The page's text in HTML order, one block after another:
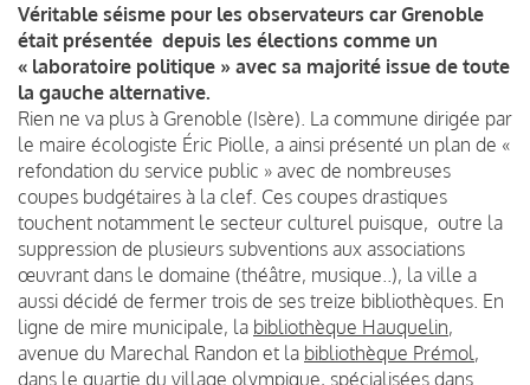
Véritable séisme pour les observateurs car Grenoble
était présentée depuis les élections comme un
« laboratoire politique » avec sa majorité issue de toute
la gauche alternative.
Rien ne va plus à Grenoble (Isère). La commune dirigée par
le maire écologiste Éric Piolle, a ainsi présenté un plan de «
refondation du service public » avec de nombreuses
coupes budgétaires à la clef. Ces coupes drastiques
touchent notamment le secteur culturel puisque, outre la
suppression de plusieurs subventions aux associations
œuvrant dans le domaine (théâtre, musique..), la ville a
aussi décidé de fermer trois de ses treize bibliothèques. En
ligne de mire municipale, la bibliothèque Hauquelin,
avenue du Marechal Randon et la bibliothèque Prémol,
dans le quartie du village olympique, spécialisées dans